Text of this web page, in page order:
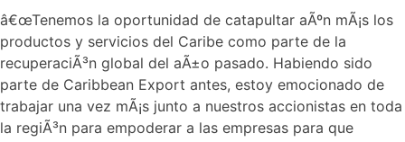
â€œTenemos la oportunidad de catapultar aÃºn mÃ¡s los
productos y servicios del Caribe como parte de la
recuperaciÃ³n global del aÃ±o pasado. Habiendo sido
parte de Caribbean Export antes, estoy emocionado de
trabajar una vez mÃ¡s junto a nuestros accionistas en toda
la regiÃ³n para empoderar a las empresas para que